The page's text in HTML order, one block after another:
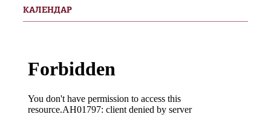
КАЛЕНДАР